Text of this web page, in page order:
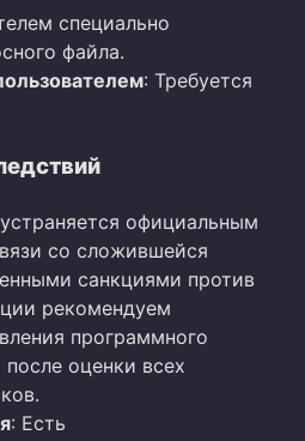
специально
файла.
: Требуется
официальным
со сложившейся
санкциями против
рекомендуем
программного
оценки всех
: Есть